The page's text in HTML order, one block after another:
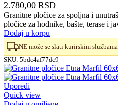
2.780,00 RSD
Granitne pločice za spoljna i
pločice za hodnike, bašte, terase i
Dodaj u korpu
NE može se slati kurirskim službama
SKU: 5bdc4af77dc9
Uporedi
Quick view